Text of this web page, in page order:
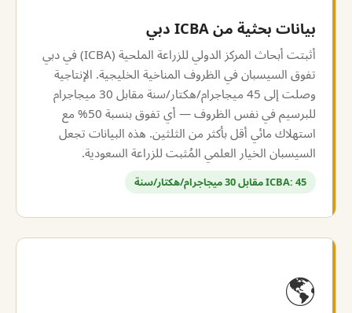
بيانات بحثية من ICBA دبي
أثبتت أبحاث المركز الدولي للزراعة الملحية (ICBA) في دبي
تفوق السيسبان في الظروف المناخية الخليجية. الإنتاجية
وصلت إلى 45 ميجاجرام/هكتار/سنة مقابل 30 ميجاجرام
للبرسيم في نفس الظروف — أي تفوق بنسبة 50% مع
استهلاك مائي أقل بأكثر من الثلثين. هذه البيانات تجعل
السيسبان الخيار العلمي المُثبت للزراعة السعودية.
ICBA: 45 مقابل 30 ميجاجرام/هكتار/سنة
🌎